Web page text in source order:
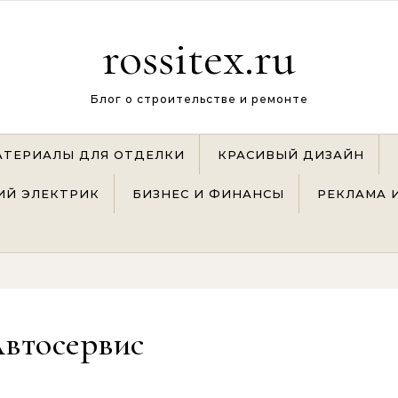
rossitex.ru
Блог о строительстве и ремонте
ДЛЯ ОТДЕЛКИ КРАСИВЫЙ ДИЗАЙН
ЭЛЕКТРИК БИЗНЕС И ФИНАНСЫ РЕКЛАМА